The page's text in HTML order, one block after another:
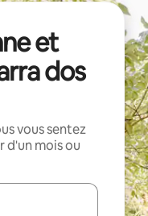
et
dos
vous sentez
d'un mois ou
les flèches vers le